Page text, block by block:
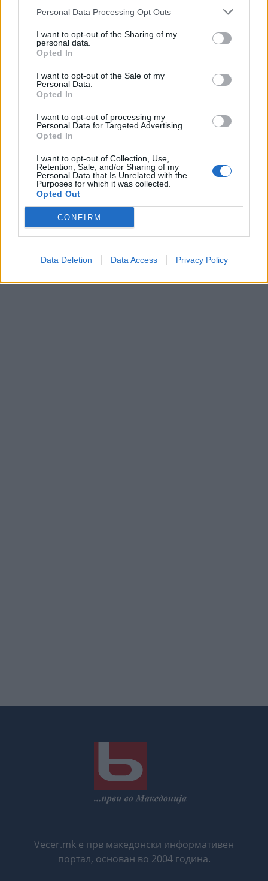
Personal Data Processing Opt Outs
I want to opt-out of the Sharing of my
personal data.
Opted In
I want to opt-out of the Sale of my
Personal Data.
Opted In
I want to opt-out of processing my
Personal Data for Targeted Advertising.
Opted In
I want to opt-out of Collection, Use,
Retention, Sale, and/or Sharing of my
Personal Data that Is Unrelated with the
Purposes for which it was collected.
Opted Out
CONFIRM
Data Deletion Data Access Privacy Policy
ТЕМПЕРАТУРАТА ВО СРЕДА ЌЕ
мистериозен мост
ОТКРИТИЕ по падот на Дунав,
кренаа дронови да снимаат
итно ја преиспитува својата
одлука“
БЕЛ ШТРАЈК НА ГРАНИЦИТЕ:
„Евзони“, а на „Градина“ се
чека и пет часа
Исчезнаа десетмина
Пакистан- меѓу нив и познат
Непалец
Vecer.mk е прв македонски информативен
портал, основан во 2004 година.